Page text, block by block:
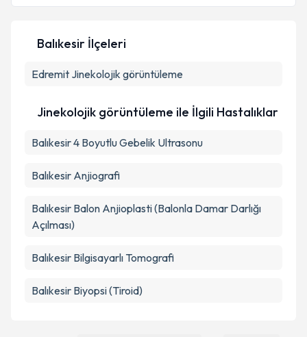
Metni'ni okudum ve kişisel verilerimin belirtilen
Balıkesir İlçeleri
Edremit Jinekolojik görüntüleme
Jinekolojik görüntüleme ile İlgili Hastalıklar
Balıkesir 4 Boyutlu Gebelik Ultrasonu
Balıkesir Anjiografi
Balıkesir Balon Anjioplasti (Balonla Damar Darlığı
Açılması)
Balıkesir Bilgisayarlı Tomografi
Balıkesir Biyopsi (Tiroid)